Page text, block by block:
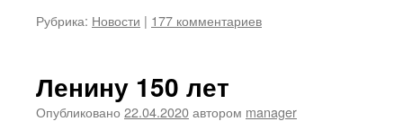
Рубрика: Новости | 177 комментариев
Ленину 150 лет
Опубликовано 22.04.2020автором manager